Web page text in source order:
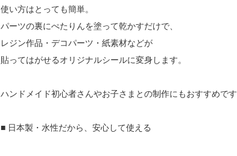
使い方はとっても簡単。
パーツの裏にぺたりんを塗って乾かすだけで、
レジン作品・デコパーツ・紙素材などが
貼ってはがせるオリジナルシールに変身します。
ハンドメイド初心者さんやお子さまとの制作にもおすすめで
■ 日本製・水性だから、安心して使える